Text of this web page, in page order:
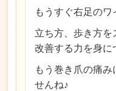
もうすぐ右足のワ
立ち方、歩き方
改善する力を身に
もう巻き爪の痛み
せんね♪